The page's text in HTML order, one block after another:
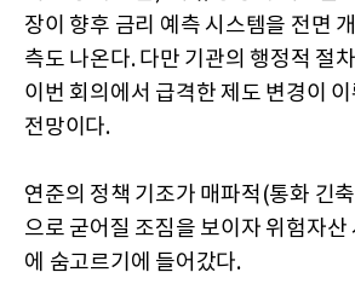
장이 향후 금리 예측 시스템을 전면
측도 나온다. 다만 기관의 행정적 절
이번 회의에서 급격한 제도 변경이
전망이다.
연준의 정책 기조가 매파적(통화 긴
으로 굳어질 조짐을 보이자 위험자산
에 숨고르기에 들어갔다.